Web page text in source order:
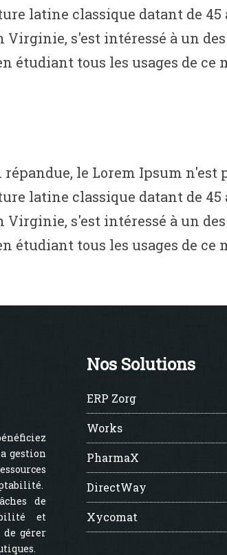
latine classique datant de 45
Virginie, s'est intéressé à un
étudiant tous les usages de
le Lorem Ipsum
latine classique datant de 45
Virginie, s'est intéressé à un
étudiant tous les usages de
gestion
de
et
gérer
Nos Solutions
ERP Zorg
Works
PharmaX
DirectWay
Xycomat